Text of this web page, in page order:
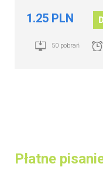
1.25 PLN
50 pobrań
Płatne